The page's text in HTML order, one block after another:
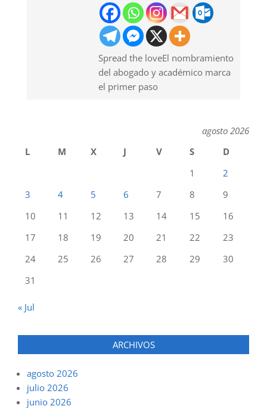
Spread the loveEl nombramiento
del abogado y académico marca
el primer paso
agosto 2026
L
M X J V S
D
1
2
3
4 5 6 7 8
9
10
11 12 13 14 15
16
17
18 19 20 21 22
23
24
25 26 27 28 29
30
31
« Jul
ARCHIVOS
agosto 2026
julio 2026
junio 2026